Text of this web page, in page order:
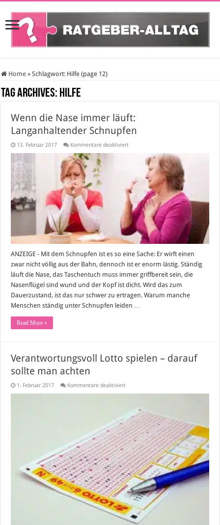
Home » Schlagwort: Hilfe (page 12)
Tag Archives: Hilfe
Wenn die Nase immer läuft:
Langanhaltender Schnupfen
13. Februar 2017 Kommentare deaktiviertfür
Langanhaltender
Schnupfen
ANZEIGE - Mit dem Schnupfen ist es so eine Sache: Er wirft einen
zwar nicht völlig aus der Bahn, dennoch ist er enorm lästig. Ständig
läuft die Nase, das Taschentuch muss immer griffbereit sein, die
Nasenflügel sind wund und der Kopf ist dicht. Wird das zum
Dauerzustand, ist das nur schwer zu ertragen. Warum manche
Menschen ständig unter Schnupfen leiden …
Read More »
Verantwortungsvoll Lotto spielen – darauf
sollte man achten
1. Februar 2017 Kommentare deaktiviertfür
darauf
sollte
man
achten